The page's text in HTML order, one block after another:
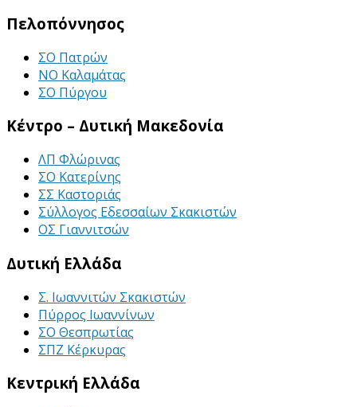
Πελοπόννησος
ΣΟ Πατρών
ΝΟ Καλαμάτας
ΣΟ Πύργου
Κέντρο – Δυτική Μακεδονία
ΛΠ Φλώρινας
ΣΟ Κατερίνης
ΣΣ Καστοριάς
Σύλλογος Εδεσσαίων Σκακιστών
ΟΣ Γιαννιτσών
Δυτική Ελλάδα
Σ. Ιωαννιτών Σκακιστών
Πύρρος Ιωαννίνων
ΣΟ Θεσπρωτίας
ΣΠΖ Κέρκυρας
Κεντρική Ελλάδα